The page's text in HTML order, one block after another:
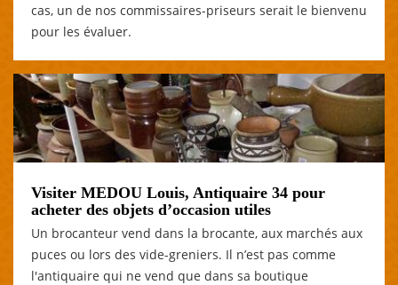
cas, un de nos commissaires-priseurs serait le bienvenu
pour les évaluer.
Visiter MEDOU Louis, Antiquaire 34 pour
acheter des objets d’occasion utiles
Un brocanteur vend dans la brocante, aux marchés aux
puces ou lors des vide-greniers. Il n’est pas comme
l'antiquaire qui ne vend que dans sa boutique